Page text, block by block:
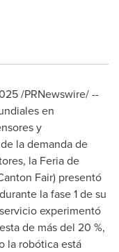
/PRNewswire/ --
en
y
la demanda de
la Feria de
Fair) presentó
la fase 1 de su
experimentó
de más del 20 %,
la robótica está